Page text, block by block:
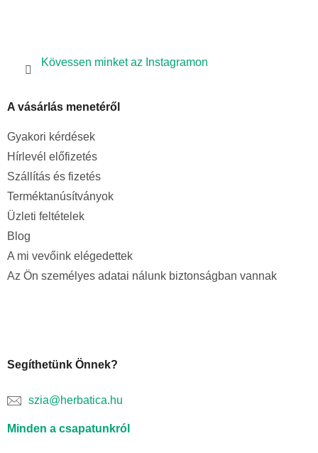
Kövessen minket az Instagramon
A vásárlás menetéről
Gyakori kérdések
Hírlevél előfizetés
Szállítás és fizetés
Terméktanúsítványok
Üzleti feltételek
Blog
A mi vevőink elégedettek
Az Ön személyes adatai nálunk biztonságban vannak
Segíthetünk Önnek?
szia@herbatica.hu
Minden a csapatunkról